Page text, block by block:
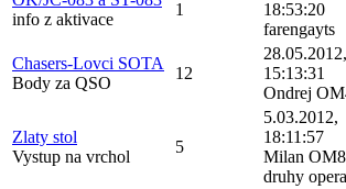
info z aktivace
1
18:53:20
farengayts
Chasers-Lovci SOTA
Body za QSO
12
28.05.2012,
15:13:31
Ondrej
Zlaty stol
Vystup na vrchol
5
5.03.2012,
18:11:57
Milan
druhy